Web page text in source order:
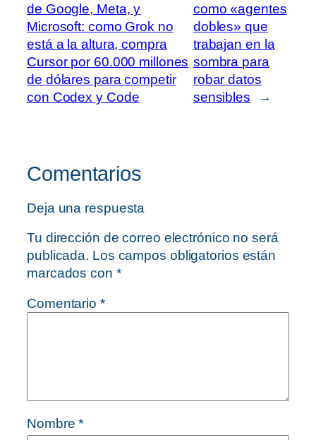
de Google, Meta, y
Microsoft: como Grok no
está a la altura, compra
Cursor por 60.000 millones
de dólares para competir
con Codex y Code
como «agentes
dobles» que
trabajan en la
sombra para
robar datos
sensibles
→
Comentarios
Deja una respuesta
Tu dirección de correo electrónico no será
publicada. Los campos obligatorios están
marcados con *
Comentario *
Nombre*